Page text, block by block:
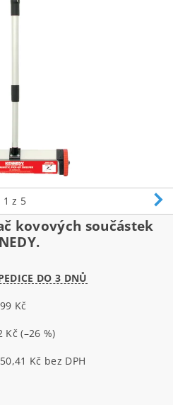
1 z 5
kovových součástek
DO 3 DNŮ
Kč
Kč(–26 %)
1 650,41 Kč bez DPH